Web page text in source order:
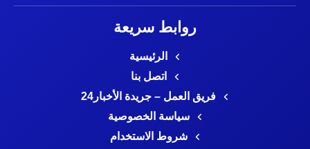
روابط سريعة
الرئيسية
اتصل بنا
فريق العمل – جريدة الأخبار24
سياسة الخصوصية
شروط الاستخدام